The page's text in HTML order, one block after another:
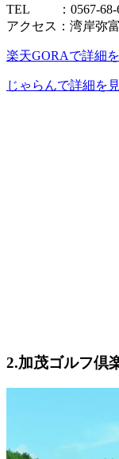
TEL ：0567-68-
アクセス：湾岸弥
楽天GORAで詳細
じゃらんで詳細を
2.加茂ゴルフ倶